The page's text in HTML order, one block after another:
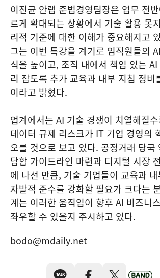
이진균 안랩 준법경영팀장은 업무 전
르게 확대되는 상황에서 기술 활용 못
리적 기준에 대한 이해가 중요해지고
그는 이번 특강을 계기로 임직원들의
식을 높이고, 조직 내에서 책임 있는
리 잡도록 추가 교육과 내부 지침 정비
이라고 밝혔다.
업계에서는 AI 기술 경쟁이 치열해질
데이터 규제 리스크가 IT 기업 경영의
오를 것으로 보고 있다. 공정거래 당국
담합 가이드라인 마련과 디지털 시장
에 나선 만큼, 기술 기업들이 교육과
자발적 준수를 강화할 필요가 크다는
계는 이러한 움직임이 향후 AI 비즈니
좌우할 수 있을지 주시하고 있다.
bodo@mdaily.net